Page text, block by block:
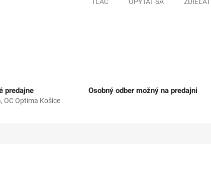
predajne
OC Optima Košice
Osobný odber možný na predajni